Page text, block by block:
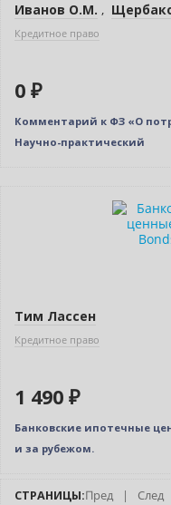
Иванов О.М. ,
Кредитное право
0 ₽
Комментарий к ФЗ «О
Научно-практический
Тим Лассен
Кредитное право
1 490 ₽
Банковские ипотечные
и за рубежом.
СТРАНИЦЫ:Пред | След